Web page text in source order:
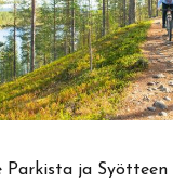
Parkista ja